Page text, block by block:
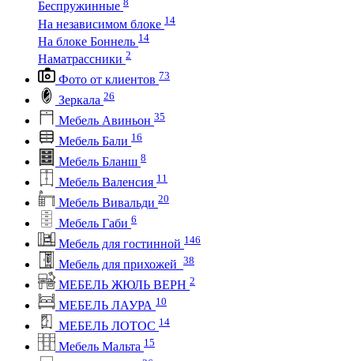
Беспружинные
На независимом блоке 14
На блоке Боннель 14
Наматрассники 2
Фото от клиентов 73
Зеркала 26
Мебель Авиньон 35
Мебель Бали 16
Мебель Бланш 8
Мебель Валенсия 11
Мебель Вивальди 20
Мебель Габи 6
Мебель для гостинной 146
Мебель для прихожей 38
МЕБЕЛЬ ЖЮЛЬ ВЕРН 2
МЕБЕЛЬ ЛАУРА 10
МЕБЕЛЬ ЛОТОС 14
Мебель Мальта 15